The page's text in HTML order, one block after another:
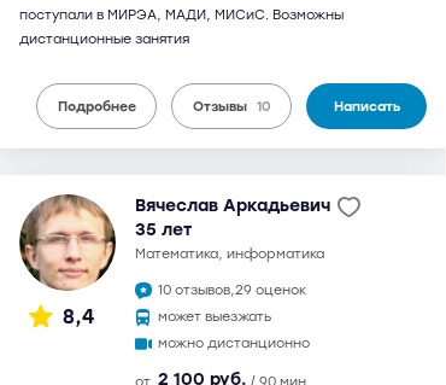
поступали в МИРЭА, МАДИ, МИСиС. Возможны
дистанционные занятия
Подробнее Отзывы 10 Написать
8,4
Вячеслав Аркадьевич
35 лет
математика, информатика
10 отзывов,29 оценок
может выезжать
можно дистанционно
2 100 руб.